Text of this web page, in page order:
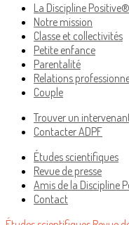
La Discipline Positive®
Notre mission
Classe et collectivités
Petite enfance
Parentalité
Relations
Couple
Trouver un
Contacter ADPF
Études scientifiques
Revue de presse
Amis de la Discipline
Contact